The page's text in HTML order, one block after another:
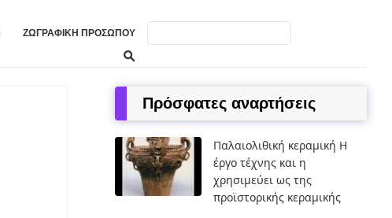
ΖΩΓΡΑΦΙΚΉ ΠΡΟΣΏΠΟΥ
Πρόσφατες αναρτήσεις
Παλαιολιθική κεραμική Η
έργο τέχνης και η
χρησιμεύει ως της
προϊστορικής κεραμικής